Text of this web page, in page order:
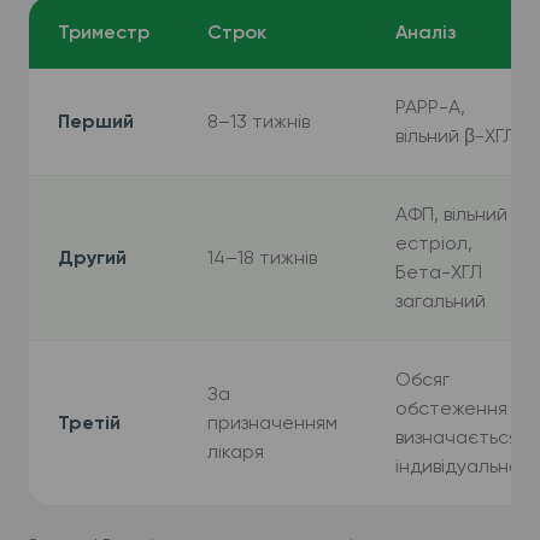
Триместр Строк Аналіз
Перший 8–13 тижнів
PAPP-A,
вільний β-ХГЛ
Другий 14–18 тижнів
АФП, вільний
естріол,
Бета-ХГЛ
загальний
Третій
За
призначенням
лікаря
Обсяг
обстеження
визначається
індивідуально